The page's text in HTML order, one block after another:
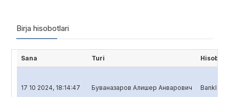
Birja hisobotlari
Sana Turi Hisobot
17 10 2024, 18:14:47 Буваназаров Алишер Анварович Banklar